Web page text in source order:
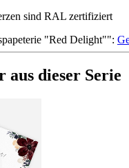
sind RAL zertifiziert
"Red Delight"":
aus dieser Serie